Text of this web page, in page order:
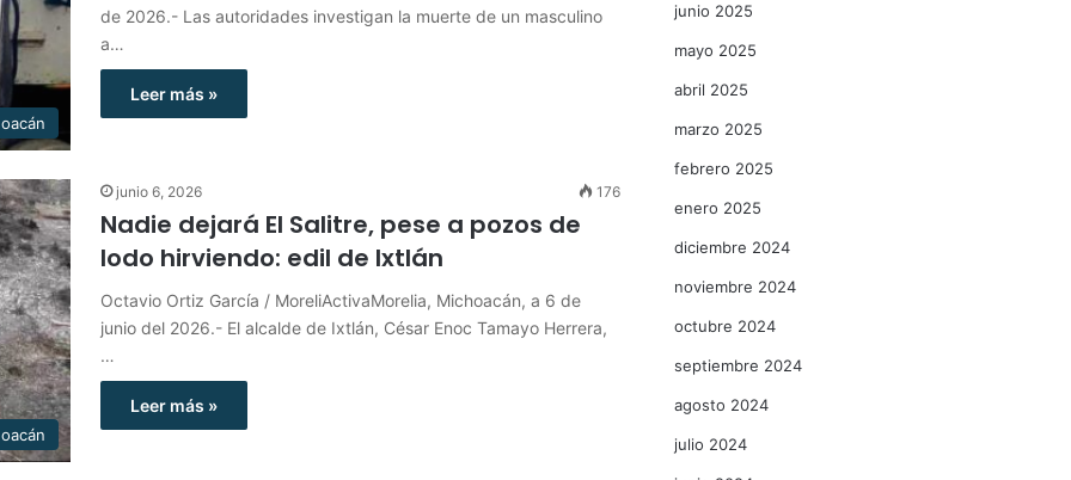
de 2026.- Las autoridades investigan la muerte de un masculino
a…
Leer más »
junio 6, 2026 176
Nadie dejará El Salitre, pese a pozos de
lodo hirviendo: edil de Ixtlán
Octavio Ortiz García / MoreliActivaMorelia, Michoacán, a 6 de
junio del 2026.- El alcalde de Ixtlán, César Enoc Tamayo Herrera,
…
Leer más »
junio 2025
mayo 2025
abril 2025
marzo 2025
febrero 2025
enero 2025
diciembre 2024
noviembre 2024
octubre 2024
septiembre 2024
agosto 2024
julio 2024